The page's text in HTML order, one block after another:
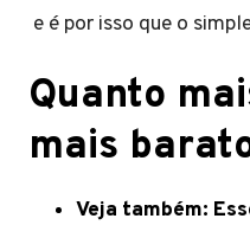
e é por isso que o
Quanto
mais
Veja também: